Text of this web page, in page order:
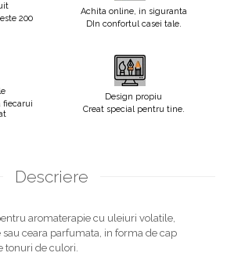
200
Achita online, in siguranta
DIn confortul casei tale.
fiecarui
Design propiu
Creat special pentru tine.
Descriere
aromaterapie cu uleiuri volatile,
ceara parfumata, in forma de cap
tonuri de culori.